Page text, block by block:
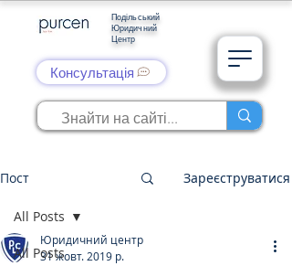
Подільський
Юридичний
Центр
Консультація
Пост Зареєструватися
All Posts
All Posts
Юридичний центр
31 жовт. 2019 р.